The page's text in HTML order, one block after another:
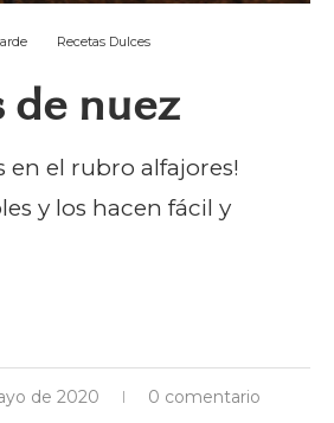
Recetas Dulces
de nuez
en el rubro alfajores!
y los hacen fácil y
de 2020 0 comentario